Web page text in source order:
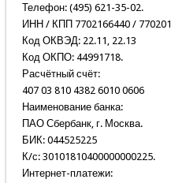
Телефон: (495) 621-35-02.
ИНН / КПП 7702166440 /
Код ОКВЭД: 22.11, 22.13
Код ОКПО: 44991718.
Расчётный счёт:
407 03 810 4382 6010 0606
Наименование банка:
ПАО Сбербанк, г. Москва.
БИК: 044525225
К/с: 30101810400000000225.
Интернет-платежи: